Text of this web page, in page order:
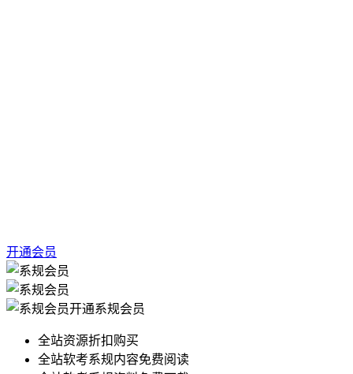
开通会员
开通系规会员
全站资源折扣购买
全站软考系规内容免费阅读